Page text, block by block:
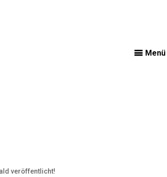
Menü
veröffentlicht!